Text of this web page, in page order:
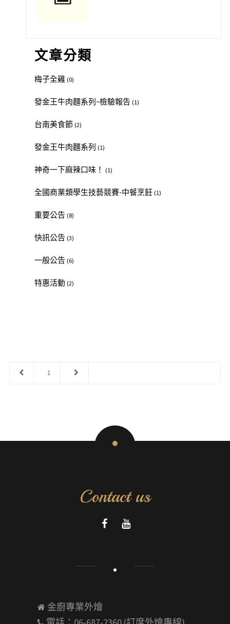
文章分類
梅子全雞 (0)
發金王牛肉麵系列~檢驗報告 (1)
台南美食節 (2)
發金王牛肉麵系列 (1)
神奇一下麻辣口味！ (1)
全國商業類學生技藝競賽-中餐烹飪 (1)
重要公告 (8)
快訊公告 (3)
一般公告 (6)
特惠活動 (2)
1
Contact us
金廚專業外燴